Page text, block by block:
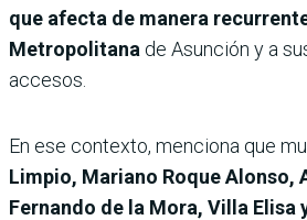
que afecta de manera
Metropolitana de Asunción y a
accesos.
En ese contexto, menciona que
Limpio, Mariano Roque Alonso,
Fernando de la Mora, Villa Elisa